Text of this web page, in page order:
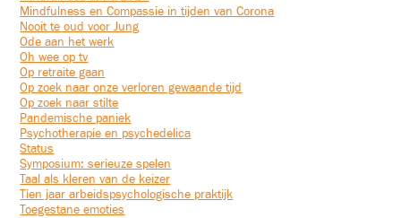
Mindfulness en Compassie in tijden van Corona
Nooit te oud voor Jung
Ode aan het werk
Oh wee op tv
Op retraite gaan
Op zoek naar onze verloren gewaande tijd
Op zoek naar stilte
Pandemische paniek
Psychotherapie en psychedelica
Status
Symposium: serieuze spelen
Taal als kleren van de keizer
Tien jaar arbeidspsychologische praktijk
Toegestane emoties